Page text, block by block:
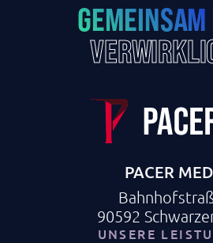
GEMEINSAM
PACER
90592
UNSERE